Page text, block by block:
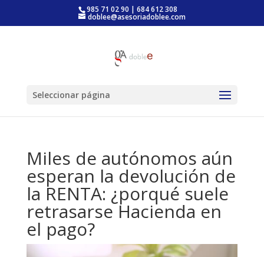
985 71 02 90 | 684 612 308
doblee@asesoriadoblee.com
Seleccionar página
Miles de autónomos aún
esperan la devolución de
la RENTA: ¿porqué suele
retrasarse Hacienda en
el pago?